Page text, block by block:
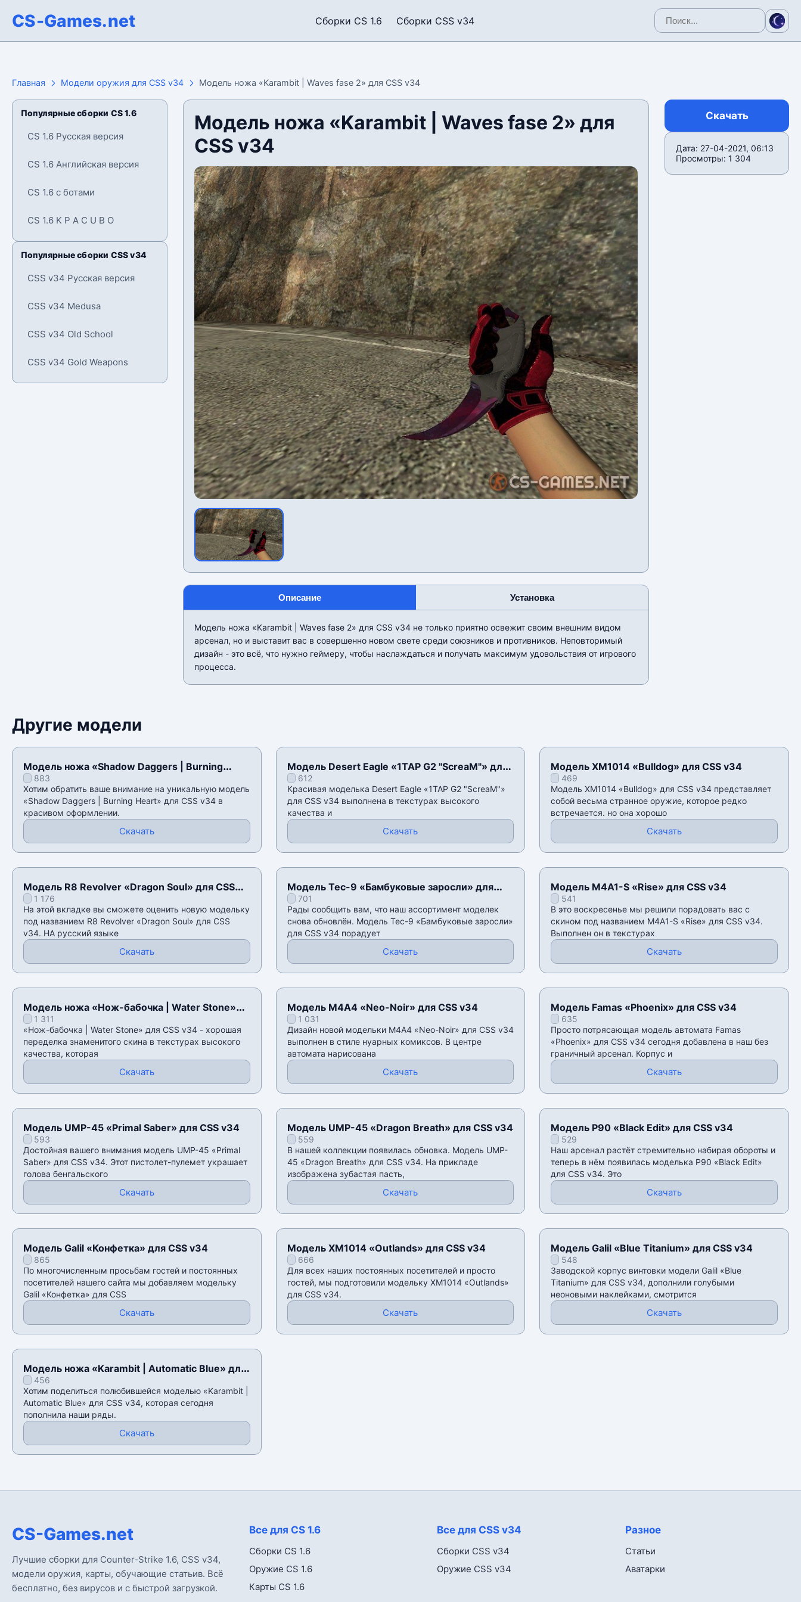
CS-Games.net Сборки CS 1.6 Сборки CSS v34
Главная Модели оружия для CSS v34 Модель ножа «Karambit | Waves fase 2» для CSS v34
Популярные сборки CS 1.6
CS 1.6 Русская версия
CS 1.6 Английская версия
CS 1.6 с ботами
CS 1.6 K P A C U B O
Популярные сборки CSS v34
CSS v34 Русская версия
CSS v34 Medusa
CSS v34 Old School
CSS v34 Gold Weapons
Модель ножа «Karambit | Waves fase 2» для
CSS v34
Описание Установка
Модель ножа «Karambit | Waves fase 2» для CSS v34 не только приятно освежит своим внешним видом
арсенал, но и выставит вас в совершенно новом свете среди союзников и противников. Неповторимый
дизайн - это всё, что нужно геймеру, чтобы наслаждаться и получать максимум удовольствия от игрового
процесса.
Скачать
Дата: 27-04-2021, 06:13
Просмотры: 1 304
Другие модели
Модель ножа «Shadow Daggers | Burning
Heart» для CSS v34
883
Хотим обратить ваше внимание на уникальную модель
«Shadow Daggers | Burning Heart» для CSS v34 в
красивом оформлении.
Скачать
Модель Desert Eagle «1TAP G2 "ScreaM"» для
CSS v34
612
Красивая моделька Desert Eagle «1TAP G2 "ScreaM"»
для CSS v34 выполнена в текстурах высокого
качества и
Скачать
Модель XM1014 «Bulldog» для CSS v34
469
Модель XM1014 «Bulldog» для CSS v34 представляет
собой весьма странное оружие, которое редко
встречается. но она хорошо
Скачать
Модель R8 Revolver «Dragon Soul» для CSS
v341 176
На этой вкладке вы сможете оценить новую модельку
под названием R8 Revolver «Dragon Soul» для CSS
v34. НА русский языке
Скачать
Модель Tec-9 «Бамбуковые заросли» для
CSS v34
701
Рады сообщить вам, что наш ассортимент моделек
снова обновлён. Модель Tec-9 «Бамбуковые заросли»
для CSS v34 порадует
Скачать
Модель M4A1-S «Rise» для CSS v34
541
В это воскресенье мы решили порадовать вас с
скином под названием M4A1-S «Rise» для CSS v34.
Выполнен он в текстурах
Скачать
Модель ножа «Нож-бабочка | Water Stone»
для CSS v34
1 311
«Нож-бабочка | Water Stone» для CSS v34 - хорошая
переделка знаменитого скина в текстурах высокого
качества, которая
Скачать
Модель М4А4 «Neo-Noir» для CSS v34
1 031
Дизайн новой модельки М4А4 «Neo-Noir» для CSS v34
выполнен в стиле нуарных комиксов. В центре
автомата нарисована
Скачать
Модель Famas «Phoenix» для CSS v34
635
Просто потрясающая модель автомата Famas
«Phoenix» для CSS v34 сегодня добавлена в наш без
граничный арсенал. Корпус и
Скачать
Модель UMP-45 «Primal Saber» для CSS v34
593
Достойная вашего внимания модель UMP-45 «Primal
Saber» для CSS v34. Этот пистолет-пулемет украшает
голова бенгальского
Скачать
Модель UMP-45 «Dragon Breath» для CSS v34
559
В нашей коллекции появилась обновка. Модель UMP-
45 «Dragon Breath» для CSS v34. На прикладе
изображена зубастая пасть,
Скачать
Модель P90 «Black Edit» для CSS v34
529
Наш арсенал растëт стремительно набирая обороты и
теперь в нëм появилась моделька P90 «Black Edit»
для CSS v34. Это
Скачать
Модель Galil «Конфетка» для CSS v34
865
По многочисленным просьбам гостей и постоянных
посетителей нашего сайта мы добавляем модельку
Galil «Конфетка» для CSS
Скачать
Модель XM1014 «Outlands» для CSS v34
666
Для всех наших постоянных посетителей и просто
гостей, мы подготовили модельку XM1014 «Outlands»
для CSS v34.
Скачать
Модель Galil «Blue Titanium» для CSS v34
548
Заводской корпус винтовки модели Galil «Blue
Titanium» для CSS v34, дополнили голубыми
неоновыми наклейками, смотрится
Скачать
Модель ножа «Karambit | Automatic Blue» для
CSS v34
456
Хотим поделиться полюбившейся моделью «Karambit |
Automatic Blue» для CSS v34, которая сегодня
пополнила наши ряды.
Скачать
CS-Games.net
Лучшие сборки для Counter-Strike 1.6, CSS v34,
модели оружия, карты, обучающие статьив. Всё
бесплатно, без вирусов и с быстрой загрузкой.
Все для CS 1.6
Сборки CS 1.6
Оружие CS 1.6
Карты CS 1.6
Все для CSS v34
Сборки CSS v34
Оружие CSS v34
Разное
Статьи
Аватарки